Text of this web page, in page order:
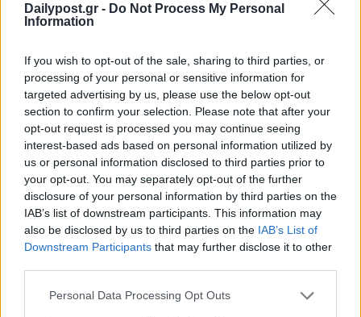
Dailypost.gr - Do Not Process My Personal
Information
If you wish to opt-out of the sale, sharing to third parties, or
processing of your personal or sensitive information for
targeted advertising by us, please use the below opt-out
section to confirm your selection. Please note that after your
opt-out request is processed you may continue seeing
interest-based ads based on personal information utilized by
us or personal information disclosed to third parties prior to
your opt-out. You may separately opt-out of the further
disclosure of your personal information by third parties on the
IAB’s list of downstream participants. This information may
also be disclosed by us to third parties on the IAB’s List of
Downstream Participants that may further disclose it to other
Personal Data Processing Opt Outs
ΜΠΟΡΕΙ ΝΑ ΣΑΣ ΕΝΔΙΑΦΕΡΕΙ
Παγκόσμιο Πόλεμο – Το Ιράν μας